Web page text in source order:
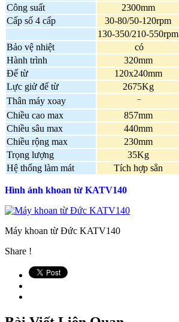
Công suất
2300mm
Cấp số 4 cấp
30-80/50-120rpm
130-350/210-550rpm
Bảo vệ nhiệt
có
Hành trình
320mm
Đế từ
120x240mm
Lực giử đế từ
2675Kg
Thân máy xoay
–
Chiều cao max
857mm
Chiều sâu max
440mm
Chiều rộng max
230mm
Trọng lượng
35Kg
Hệ thống làm mát
Tích hợp sẳn
Hình ảnh khoan từ KATV140
Máy khoan từ Đức KATV140
Share !